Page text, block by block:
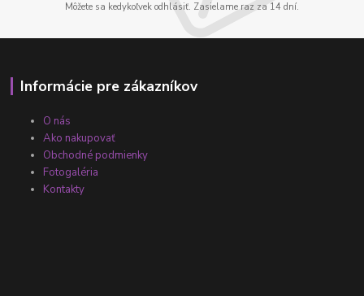
Môžete sa kedykoľvek odhlásiť. Zasielame raz za 14 dní.
Informácie pre zákazníkov
O nás
Ako nakupovať
Obchodné podmienky
Fotogaléria
Kontakty